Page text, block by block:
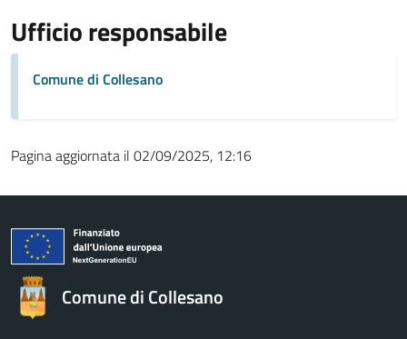
Ufficio responsabile
Comune di Collesano
Pagina aggiornata il 02/09/2025, 12:16
Comune di Collesano